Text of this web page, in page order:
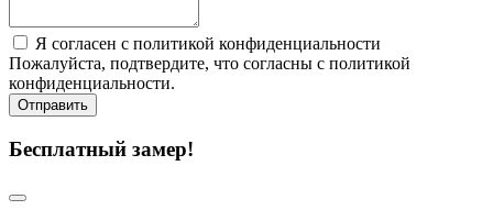
Я согласен с политикой конфиденциальности
Пожалуйста, подтвердите, что согласны с политикой
конфиденциальности.
Отправить
Бесплатный замер!